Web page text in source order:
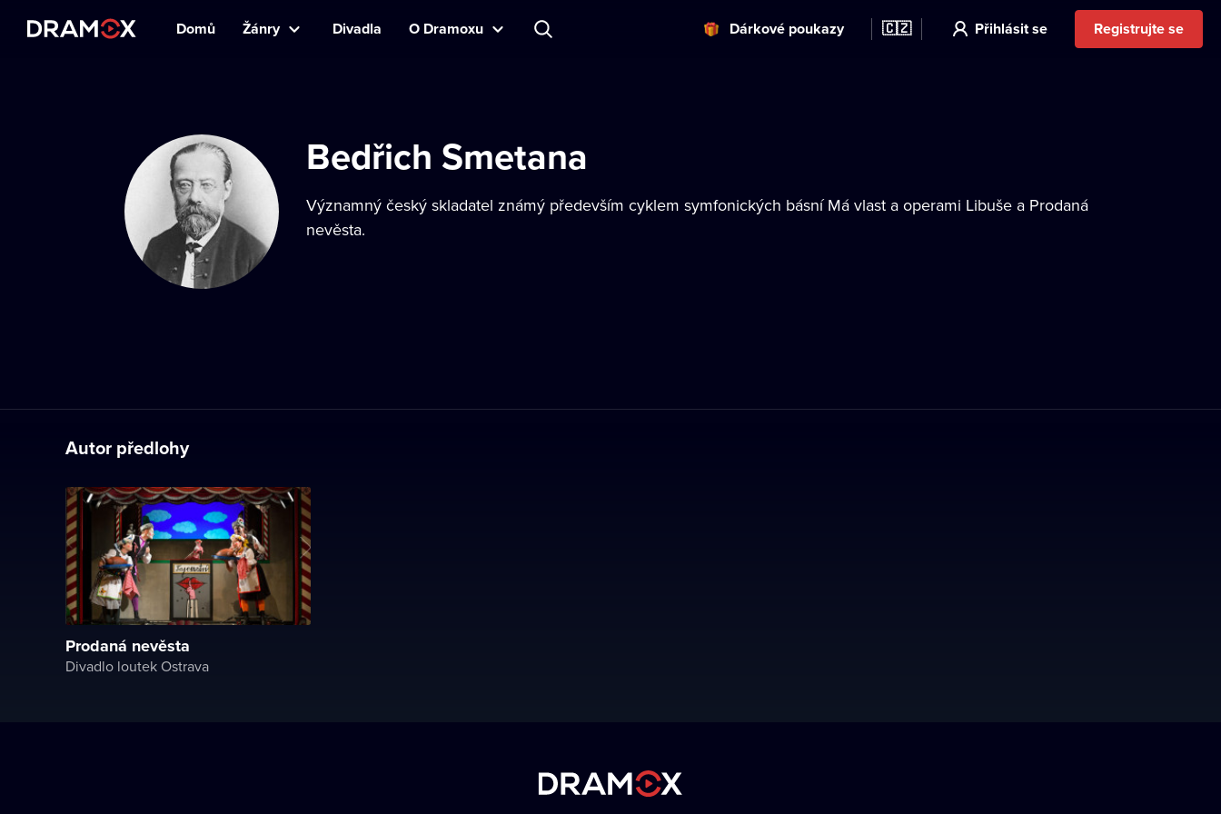
Domů Žánry Divadla O Dramoxu Dárkové poukazy 🇨🇿 Přihlásit se Registrujte se
Bedřich Smetana
Významný český skladatel známý především cyklem symfonických básní Má vlast a operami Libuše a Prodaná
nevěsta.
Autor předlohy
Prodaná nevěsta
Divadlo loutek Ostrava